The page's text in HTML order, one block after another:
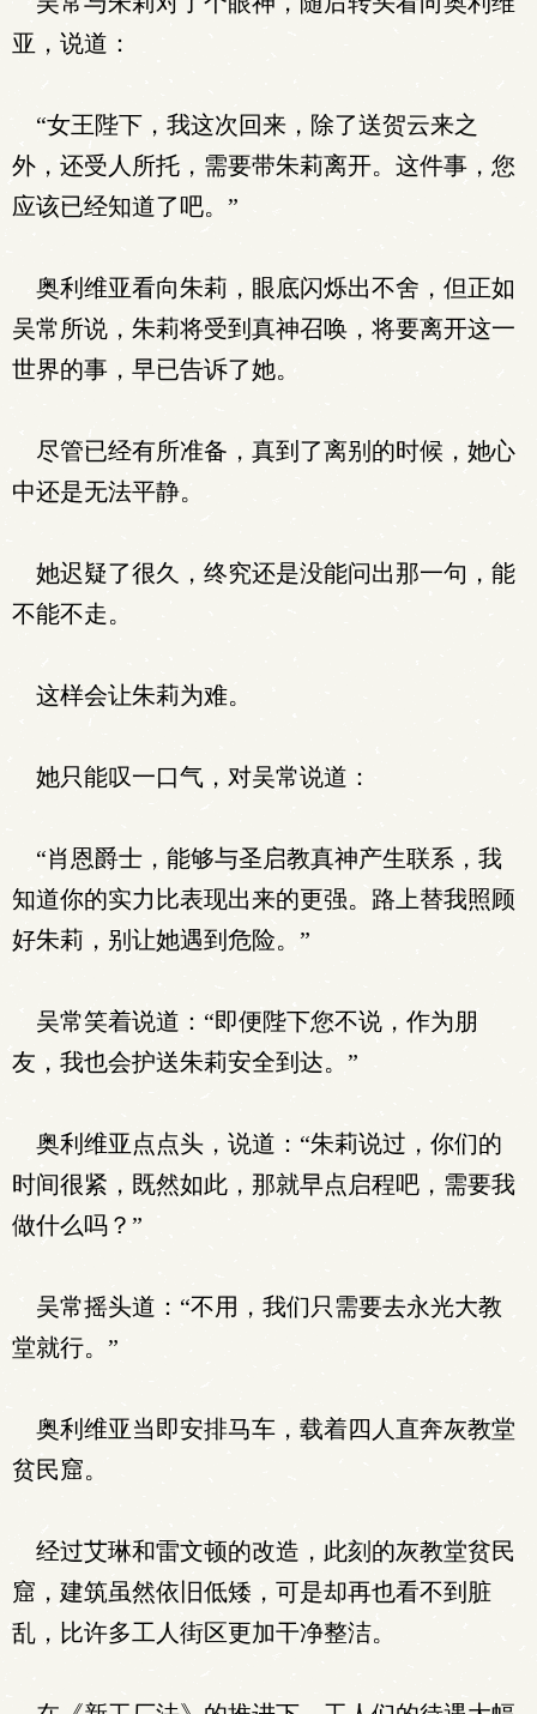
亚，说道：
“女王陛下，我这次回来，除了送贺云来之
外，还受人所托，需要带朱莉离开。这件事，您
应该已经知道了吧。”
奥利维亚看向朱莉，眼底闪烁出不舍，但正如
吴常所说，朱莉将受到真神召唤，将要离开这一
世界的事，早已告诉了她。
尽管已经有所准备，真到了离别的时候，她心
中还是无法平静。
她迟疑了很久，终究还是没能问出那一句，能
不能不走。
这样会让朱莉为难。
她只能叹一口气，对吴常说道：
“肖恩爵士，能够与圣启教真神产生联系，我
知道你的实力比表现出来的更强。路上替我照顾
好朱莉，别让她遇到危险。”
吴常笑着说道：“即便陛下您不说，作为朋
友，我也会护送朱莉安全到达。”
奥利维亚点点头，说道：“朱莉说过，你们的
时间很紧，既然如此，那就早点启程吧，需要我
做什么吗？”
吴常摇头道：“不用，我们只需要去永光大教
堂就行。”
奥利维亚当即安排马车，载着四人直奔灰教堂
贫民窟。
经过艾琳和雷文顿的改造，此刻的灰教堂贫民
窟，建筑虽然依旧低矮，可是却再也看不到脏
乱，比许多工人街区更加干净整洁。